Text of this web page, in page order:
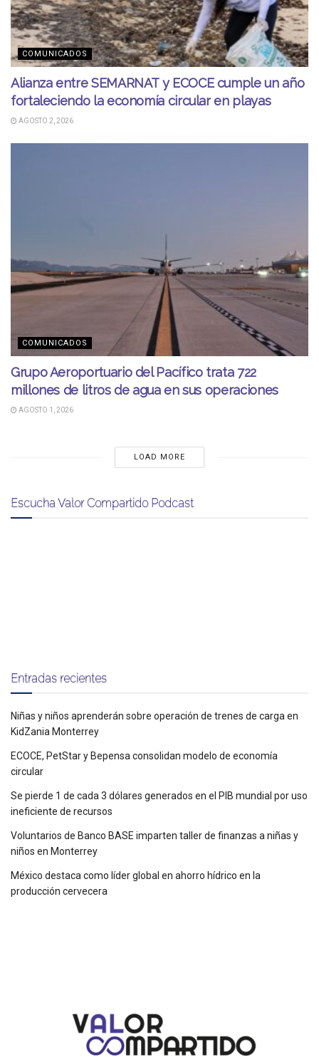
COMUNICADOS
Alianza entre SEMARNAT y ECOCE cumple un año
fortaleciendo la economía circular en playas
AGOSTO 2, 2026
COMUNICADOS
Grupo Aeroportuario del Pacífico trata 722
millones de litros de agua en sus operaciones
AGOSTO 1, 2026
LOAD MORE
Escucha Valor Compartido Podcast
Entradas recientes
Niñas y niños aprenderán sobre operación de trenes de carga en
KidZania Monterrey
ECOCE, PetStar y Bepensa consolidan modelo de economía
circular
Se pierde 1 de cada 3 dólares generados en el PIB mundial por uso
ineficiente de recursos
Voluntarios de Banco BASE imparten taller de finanzas a niñas y
niños en Monterrey
México destaca como líder global en ahorro hídrico en la
producción cervecera